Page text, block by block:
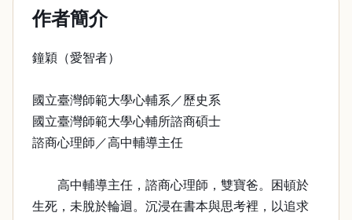
作者簡介
鐘穎（愛智者）
國立臺灣師範大學心輔系／歷史系
國立臺灣師範大學心輔所諮商碩士
諮商心理師／高中輔導主任
高中輔導主任，諮商心理師，雙寶爸。困頓於
生死，未脫於輪迴。沉浸在書本與思考裡，以追求